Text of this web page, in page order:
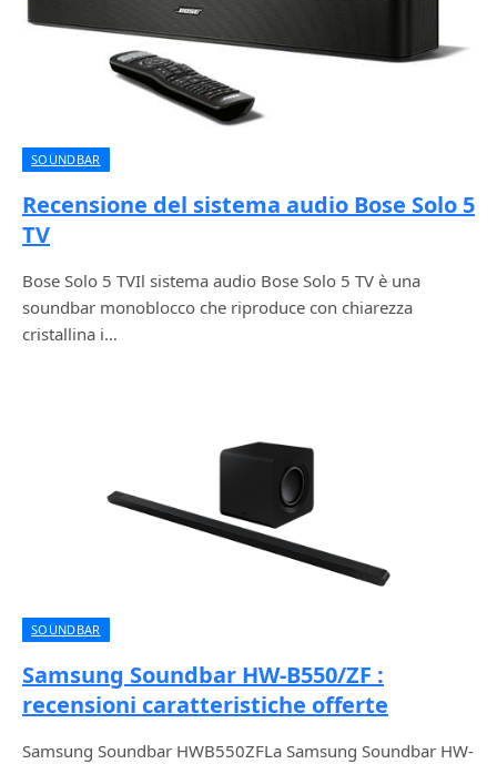
SOUNDBAR
Recensione del sistema audio Bose Solo 5
TV
Bose Solo 5 TVIl sistema audio Bose Solo 5 TV è una
soundbar monoblocco che riproduce con chiarezza
cristallina i…
SOUNDBAR
Samsung Soundbar HW-B550/ZF :
recensioni caratteristiche offerte
Samsung Soundbar HWB550ZFLa Samsung Soundbar HW-